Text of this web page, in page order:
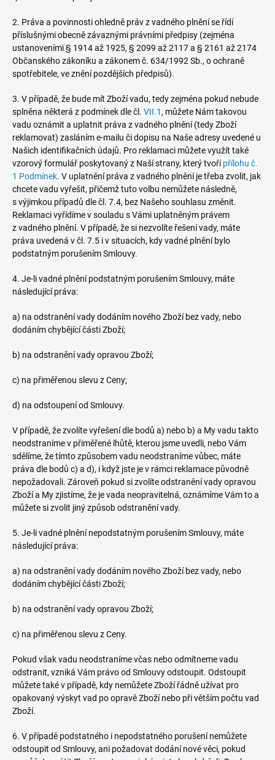
2. Práva a povinnosti ohledně práv z vadného plnění se řídí
příslušnými obecně závaznými právními předpisy (zejména
ustanoveními § 1914 až 1925, § 2099 až 2117 a § 2161 až 2174
Občanského zákoníku a zákonem č. 634/1992 Sb., o ochraně
spotřebitele, ve znění pozdějších předpisů).
3. V případě, že bude mít Zboží vadu, tedy zejména pokud nebude
splněna některá z podmínek dle čl. VII.1 , můžete Nám takovou
vadu oznámit a uplatnit práva z vadného plnění (tedy Zboží
reklamovat) zasláním e-mailu či dopisu na Naše adresy uvedené u
Našich identifikačních údajů. Pro reklamaci můžete využít také
vzorový formulář poskytovaný z Naší strany, který tvořípřílohu č.
1 Podmínek. V uplatnění práva z vadného plnění je třeba zvolit, jak
chcete vadu vyřešit, přičemž tuto volbu nemůžete následně,
s výjimkou případů dle čl. 7.4, bez Našeho souhlasu změnit.
Reklamaci vyřídíme v souladu s Vámi uplatněným právem
z vadného plnění. V případě, že si nezvolíte řešení vady, máte
práva uvedená v čl. 7.5 i v situacích, kdy vadné plnění bylo
podstatným porušením Smlouvy.
4. Je-li vadné plnění podstatným porušením Smlouvy, máte
následující práva:
a) na odstranění vady dodáním nového Zboží bez vady, nebo
dodáním chybějící části Zboží;
b) na odstranění vady opravou Zboží;
c) na přiměřenou slevu z Ceny;
d) na odstoupení od Smlouvy.
V případě, že zvolíte vyřešení dle bodů a) nebo b) a My vadu takto
neodstraníme v přiměřené lhůtě, kterou jsme uvedli, nebo Vám
sdělíme, že tímto způsobem vadu neodstraníme vůbec, máte
práva dle bodů c) a d), i když jste je v rámci reklamace původně
nepožadovali. Zároveň pokud si zvolíte odstranění vady opravou
Zboží a My zjistíme, že je vada neopravitelná, oznámíme Vám to a
můžete si zvolit jiný způsob odstranění vady.
5. Je-li vadné plnění nepodstatným porušením Smlouvy, máte
následující práva:
a) na odstranění vady dodáním nového Zboží bez vady, nebo
dodáním chybějící části Zboží;
b) na odstranění vady opravou Zboží;
c) na přiměřenou slevu z Ceny.
Pokud však vadu neodstraníme včas nebo odmítneme vadu
odstranit, vzniká Vám právo od Smlouvy odstoupit. Odstoupit
můžete také v případě, kdy nemůžete Zboží řádně užívat pro
opakovaný výskyt vad po opravě Zboží nebo při větším počtu vad
Zboží.
6. V případě podstatného i nepodstatného porušení nemůžete
odstoupit od Smlouvy, ani požadovat dodání nové věci, pokud